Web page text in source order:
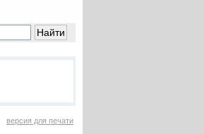
версия для печати